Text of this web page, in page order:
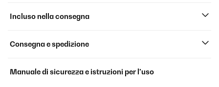
Incluso nella consegna
Consegna e spedizione
Manuale di sicurezza e istruzioni per l’uso